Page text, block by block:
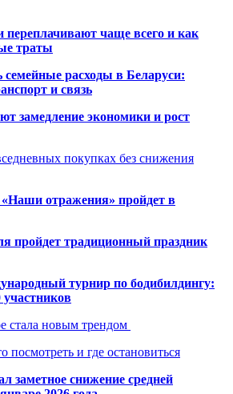
переплачивают чаще всего и как
траты
расходы в Беларуси:
и связь
замедление экономики и рост
покупках без снижения
«Наши отражения» пройдет в
пройдет традиционный праздник
турнир по бодибилдингу:
участников
стала новым трендом
посмотреть и где остановиться
заметное снижение средней